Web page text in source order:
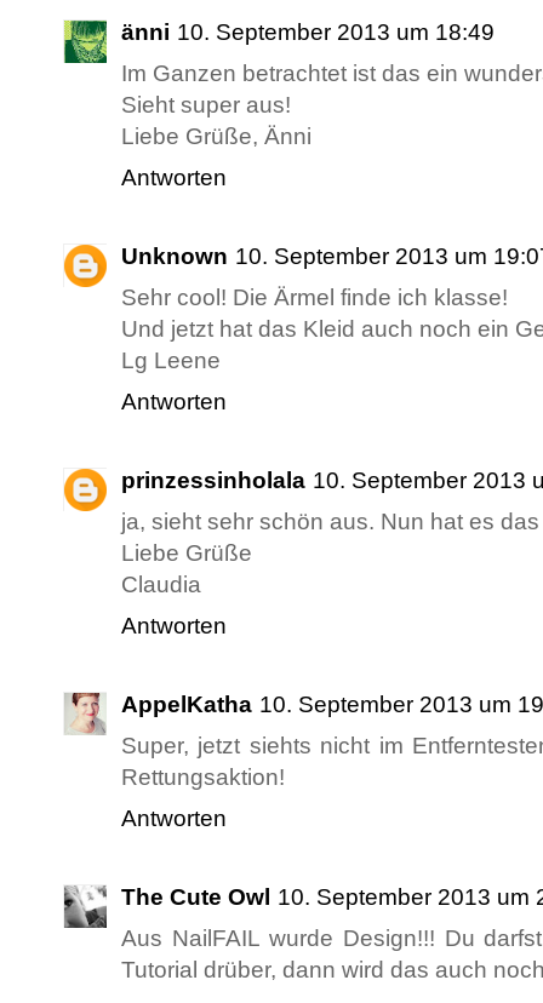
änni 10. September 2013 um 18:49
Im Ganzen betrachtet ist das ein
Sieht super aus!
Liebe Grüße, Änni
Antworten
Unknown 10. September 2013 um
Sehr cool! Die Ärmel finde ich klasse!
Und jetzt hat das Kleid auch noch ein
Lg Leene
Antworten
prinzessinholala 10. September 2013
ja, sieht sehr schön aus. Nun hat es
Liebe Grüße
Claudia
Antworten
AppelKatha 10. September 2013 um
Super, jetzt siehts nicht im
Rettungsaktion!
Antworten
The Cute Owl 10. September 2013 um
Aus NailFAIL wurde Design!!! Du
Tutorial drüber, dann wird das auch